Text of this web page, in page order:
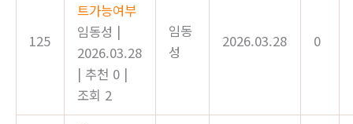
125
트가능여부
임동성 |
2026.03.28
| 추천 0 |
조회 2
임동
성
2026.03.28 0